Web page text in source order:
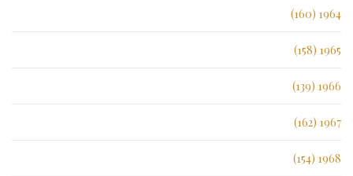
1964 (160)
1965 (158)
1966 (139)
1967 (162)
1968 (154)